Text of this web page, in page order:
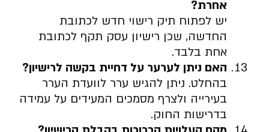
אחרת?
יש לפתוח תיק רישוי חדש לכתובת
החדשה, שכן רישיון עסק תקף לכתובת
אחת בלבד.
האם ניתן לערער על דחיית בקשה לרישיון?
בהחלט. ניתן להגיש ערר לוועדת הערר
בעירייה ולצרף מסמכים המעידים על עמידה
בדרישות החוק.